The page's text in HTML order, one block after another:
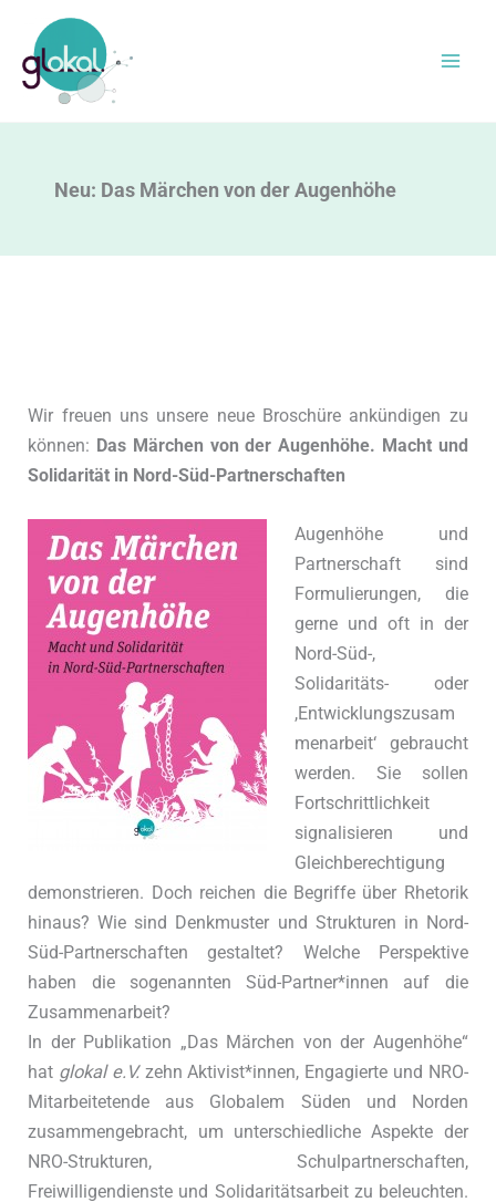
Inhalt
springen
Neu: Das Märchen von der Augenhöhe
Wir freuen uns unsere neue Broschüre ankündigen zu
können: Das Märchen von der Augenhöhe. Macht und
Solidarität in Nord-Süd-Partnerschaften
Augenhöhe und
Partnerschaft sind
Formulierungen, die
gerne und oft in der
Nord-Süd-,
Solidaritäts- oder
,Entwicklungszusam
menarbeit‘ gebraucht
werden. Sie sollen
Fortschrittlichkeit
signalisieren und
Gleichberechtigung
demonstrieren. Doch reichen die Begriffe über Rhetorik
hinaus? Wie sind Denkmuster und Strukturen in Nord-
Süd-Partnerschaften gestaltet? Welche Perspektive
haben die sogenannten Süd-Partner*innen auf die
Zusammenarbeit?
In der Publikation „Das Märchen von der Augenhöhe“
hat glokal e.V.zehn Aktivist*innen, Engagierte und NRO-
Mitarbeitetende aus Globalem Süden und Norden
zusammengebracht, um unterschiedliche Aspekte der
NRO-Strukturen, Schulpartnerschaften,
Freiwilligendienste und Solidaritätsarbeit zu beleuchten.